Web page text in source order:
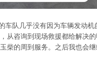
队几乎没有因为车辆发动机
从咨询到现场救援都给解决
柴的周到服务。之后我也会